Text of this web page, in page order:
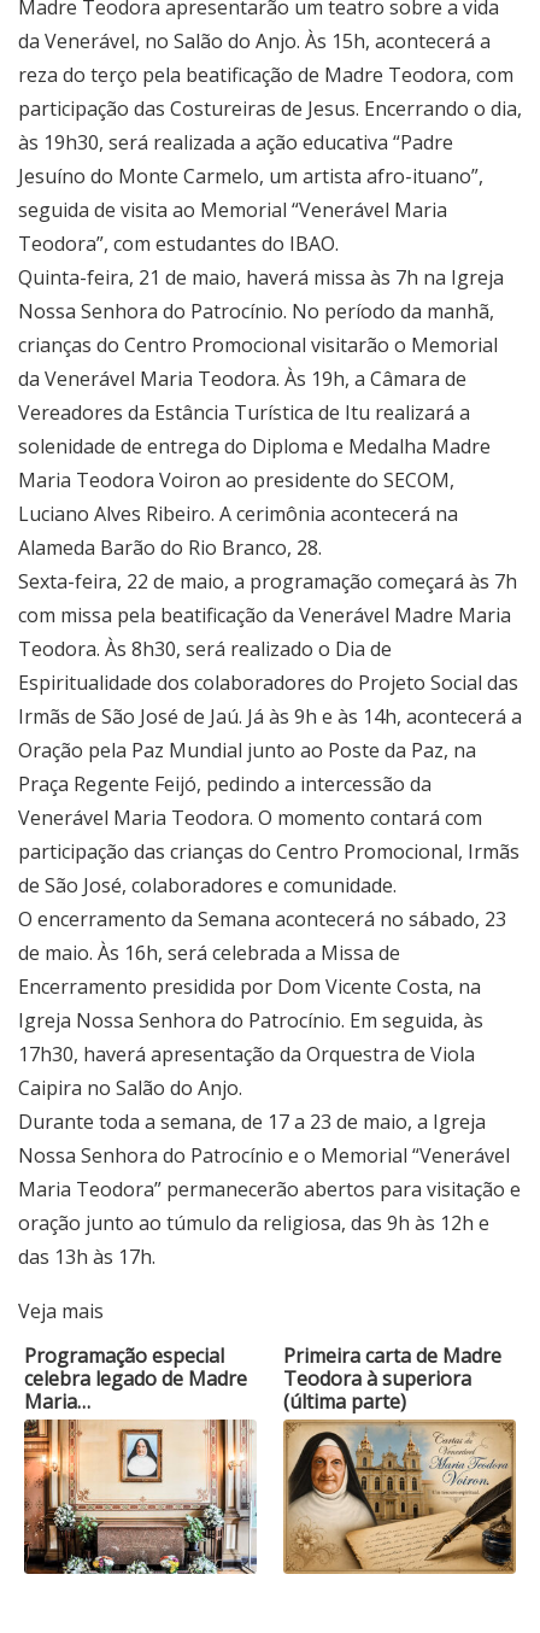
Madre Teodora apresentarão um teatro sobre a vida
da Venerável, no Salão do Anjo. Às 15h, acontecerá a
reza do terço pela beatificação de Madre Teodora, com
participação das Costureiras de Jesus. Encerrando o dia,
às 19h30, será realizada a ação educativa “Padre
Jesuíno do Monte Carmelo, um artista afro-ituano”,
seguida de visita ao Memorial “Venerável Maria
Teodora”, com estudantes do IBAO.
Quinta-feira, 21 de maio, haverá missa às 7h na Igreja
Nossa Senhora do Patrocínio. No período da manhã,
crianças do Centro Promocional visitarão o Memorial
da Venerável Maria Teodora. Às 19h, a Câmara de
Vereadores da Estância Turística de Itu realizará a
solenidade de entrega do Diploma e Medalha Madre
Maria Teodora Voiron ao presidente do SECOM,
Luciano Alves Ribeiro. A cerimônia acontecerá na
Alameda Barão do Rio Branco, 28.
Sexta-feira, 22 de maio, a programação começará às 7h
com missa pela beatificação da Venerável Madre Maria
Teodora. Às 8h30, será realizado o Dia de
Espiritualidade dos colaboradores do Projeto Social das
Irmãs de São José de Jaú. Já às 9h e às 14h, acontecerá a
Oração pela Paz Mundial junto ao Poste da Paz, na
Praça Regente Feijó, pedindo a intercessão da
Venerável Maria Teodora. O momento contará com
participação das crianças do Centro Promocional, Irmãs
de São José, colaboradores e comunidade.
O encerramento da Semana acontecerá no sábado, 23
de maio. Às 16h, será celebrada a Missa de
Encerramento presidida por Dom Vicente Costa, na
Igreja Nossa Senhora do Patrocínio. Em seguida, às
17h30, haverá apresentação da Orquestra de Viola
Caipira no Salão do Anjo.
Durante toda a semana, de 17 a 23 de maio, a Igreja
Nossa Senhora do Patrocínio e o Memorial “Venerável
Maria Teodora” permanecerão abertos para visitação e
oração junto ao túmulo da religiosa, das 9h às 12h e
das 13h às 17h.
Veja mais
Programação especial
celebra legado de Madre
Maria…
Primeira carta de Madre
Teodora à superiora
(última parte)